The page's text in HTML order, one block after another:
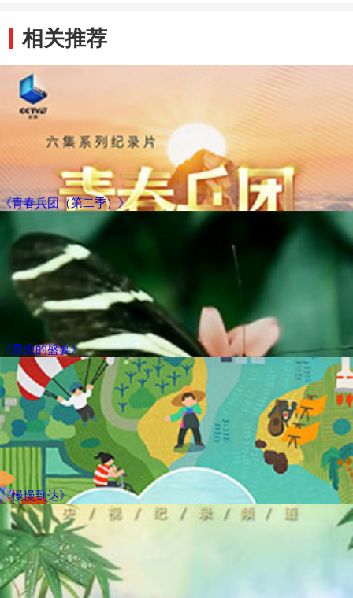
相关推荐
《青春兵团（第二季）》
《昆虫的盛宴》
《慢慢到达》